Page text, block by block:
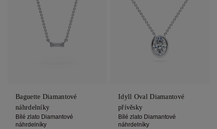
Baguette Diamantové
náhrdelníky
Bílé zlato Diamantové
náhrdelníky
Idyll Oval Diamantové
přívěsky
Bílé zlato Diamantové
náhrdelníky